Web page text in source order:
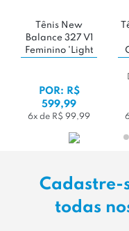
Tênis New
Balance 327 V1
Feminino 'Light
POR: R$
599,99
6x de R$ 99,99
Cadastre-
todas